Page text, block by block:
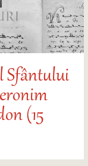
Sfântului
(15